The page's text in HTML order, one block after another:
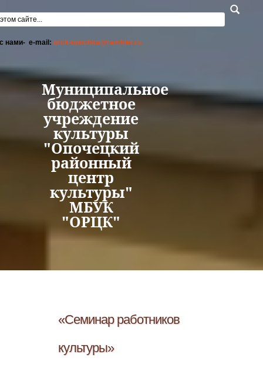
поиска
нами- e-mail: orck-opochka@rambler.ru
Муниципальное
бюджетное
учреждение
культуры
"Опочецкий
районный
центр
культуры"
МБУК
"ОРЦК"
«Семинар работников
культуры»